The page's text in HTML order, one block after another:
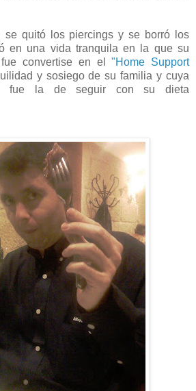
se quitó los piercings y se borró los
en una vida tranquila en la que su
fue convertise en el"Home Support
y sosiego de su familia y cuya
fue la de seguir con su dieta